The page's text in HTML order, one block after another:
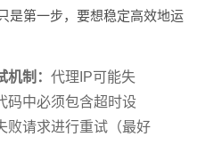
是第一步，要想稳定高效地运
制： 代理IP可能失
码中必须包含超时设
败请求进行重试（最好